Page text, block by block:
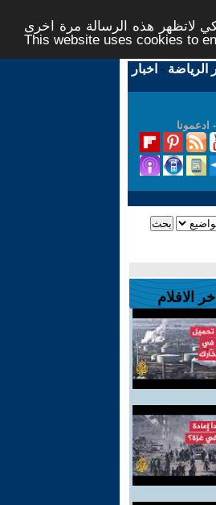
لاتظهر هذه الرسالة مرة اخرى -
This website uses cookies to
الرياضة - اخبار
ادعمونا
اخر الافلام